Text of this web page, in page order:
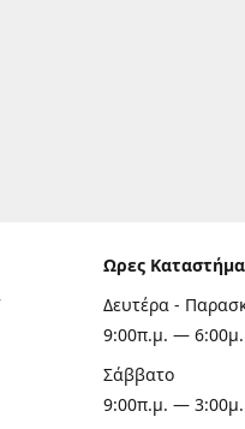
Ωρες
Δευτέρα -
9:00π.μ. —
Σάββατο
9:00π.μ. —